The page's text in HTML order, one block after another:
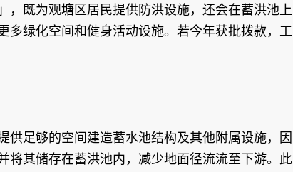
既为观塘区居民提供防洪设施，还会在蓄洪池上
多绿化空间和健身活动设施。若今年获批拨款，工
足够的空间建造蓄水池结构及其他附属设施，因
将其储存在蓄洪池内，减少地面径流流至下游。此